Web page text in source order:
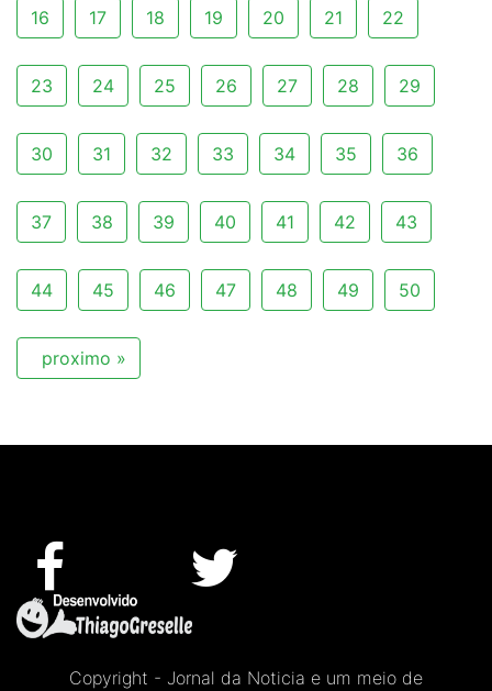
16 17 18 19 20 21 22
23 24 25 26 27 28 29
30 31 32 33 34 35 36
37 38 39 40 41 42 43
44 45 46 47 48 49 50
proximo »
Copyright - Jornal da Noticia e um meio de